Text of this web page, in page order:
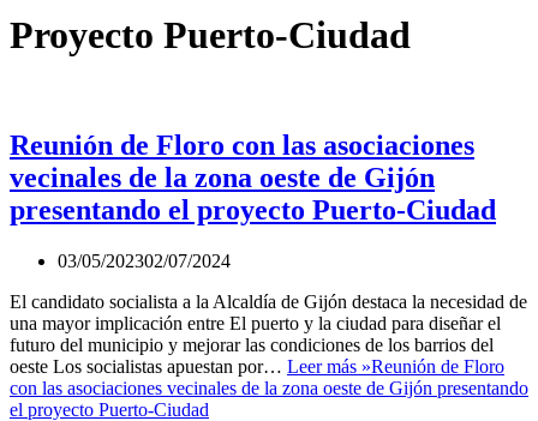
Proyecto Puerto-Ciudad
Reunión de Floro con las asociaciones
vecinales de la zona oeste de Gijón
presentando el proyecto Puerto-Ciudad
03/05/202302/07/2024
El candidato socialista a la Alcaldía de Gijón destaca la necesidad de
una mayor implicación entre El puerto y la ciudad para diseñar el
futuro del municipio y mejorar las condiciones de los barrios del
oeste Los socialistas apuestan por… Leer más »Reunión de Floro
con las asociaciones vecinales de la zona oeste de Gijón presentando
el proyecto Puerto-Ciudad